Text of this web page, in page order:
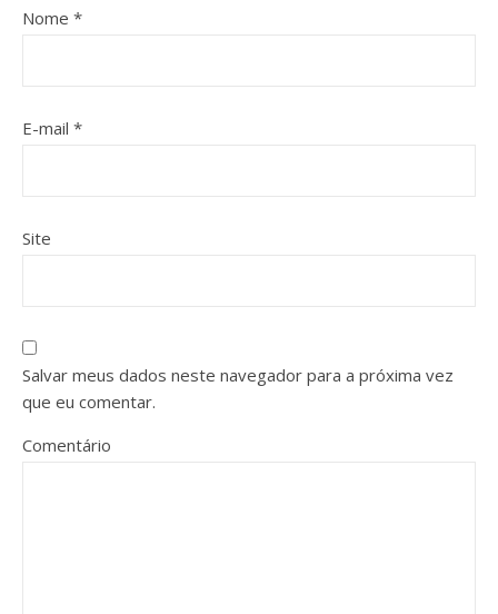
Nome *
E-mail *
Site
Salvar meus dados neste navegador para a próxima vez
que eu comentar.
Comentário